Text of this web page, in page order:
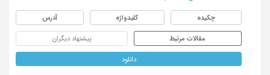
چکیده کلیدواژه آدرس
مقالات مرتبط پیشنهاد دیگران
دانلود